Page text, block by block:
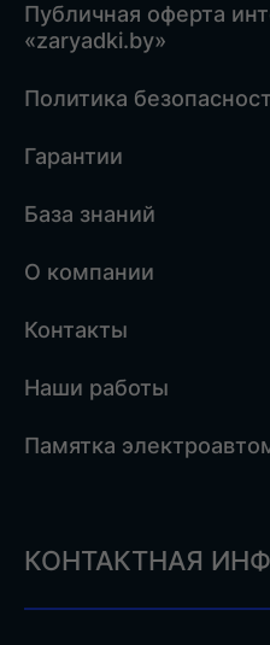
Публичная оферта
«zaryadki.by»
Политика
Гарантии
База знаний
О компании
Контакты
Наши работы
Памятка
КОНТАКТНАЯ